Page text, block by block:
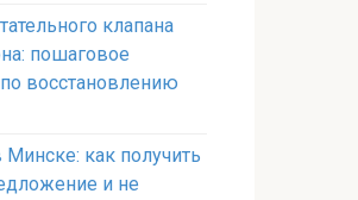
клапана
пошаговое
восстановлению
как получить
и не